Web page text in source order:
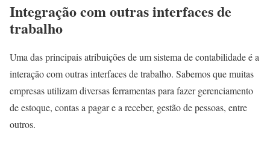
Integração com outras interfaces de
trabalho
Uma das principais atribuições de um sistema de contabilidade é a
interação com outras interfaces de trabalho. Sabemos que muitas
empresas utilizam diversas ferramentas para fazer gerenciamento
de estoque, contas a pagar e a receber, gestão de pessoas, entre
outros.